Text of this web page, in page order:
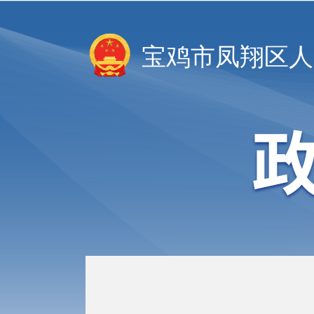
宝鸡市凤翔区